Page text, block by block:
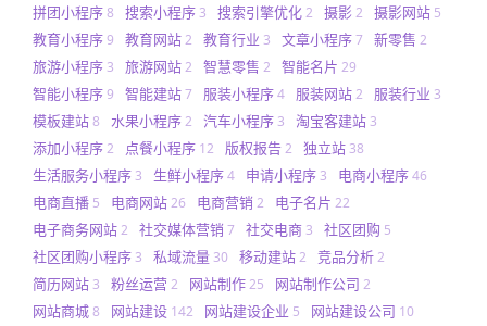
拼团小程序8 搜索小程序 3 搜索引擎优化2 摄影2 摄影网站 5
教育小程序9 教育网站2 教育行业 3 文章小程序7 新零售 2
旅游小程序 3 旅游网站2 智慧零售 2 智能名片 29
智能小程序9 智能建站7 服装小程序4 服装网站2 服装行业 3
模板建站8 水果小程序2 汽车小程序 3 淘宝客建站 3
添加小程序2 点餐小程序 12 版权报告2 独立站 38
生活服务小程序 3 生鲜小程序4 申请小程序 3 电商小程序46
电商直播 5 电商网站26 电商营销 2 电子名片 22
电子商务网站2 社交媒体营销 7 社交电商 3 社区团购 5
社区团购小程序 3 私域流量 30 移动建站2 竞品分析2
简历网站 3 粉丝运营2 网站制作25 网站制作公司 2
网站商城8 网站建设 142 网站建设企业 5 网站建设公司 10